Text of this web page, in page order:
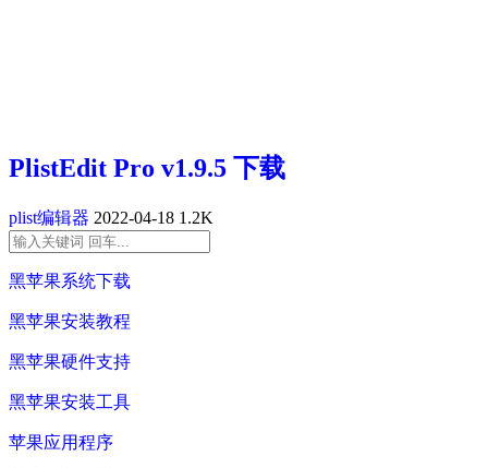
PlistEdit Pro v1.9.5 下载
plist编辑器 2022-04-18 1.2K
黑苹果系统下载
黑苹果安装教程
黑苹果硬件支持
黑苹果安装工具
苹果应用程序